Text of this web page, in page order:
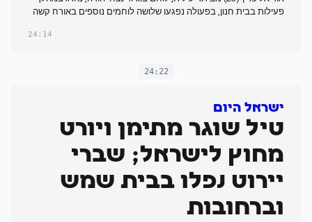
פעילות בבית חנון, בפעולה נפגעו שלושה לוחמים נוספים באורח קשה
24:14
24:22
ישראל היום
טיל שוגר מתימן ויורט
מחוץ לישראל; שברי
יירוט נפלו בבית שמש
וברחובות